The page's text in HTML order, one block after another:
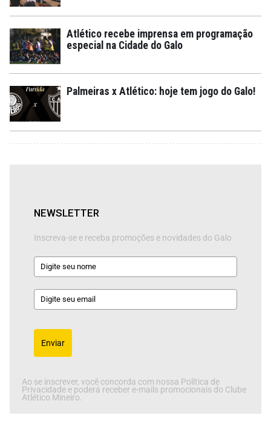
Atlético recebe imprensa em programação
especial na Cidade do Galo
Palmeiras x Atlético: hoje tem jogo do Galo!
NEWSLETTER
Inscreva-se e receba promoções e novidades do Galo
Enviar
Ao se inscrever, você concorda com nossa Política de
Privacidade e poderá receber e-mails promocionais do Clube
Atlético Mineiro.